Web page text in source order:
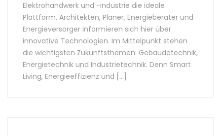
Elektrohandwerk und -industrie die ideale
Plattform. Architekten, Planer, Energieberater und
Energieversorger informieren sich hier über
innovative Technologien. Im Mittelpunkt stehen
die wichtigsten Zukunftsthemen: Gebäudetechnik,
Energietechnik und Industrietechnik. Denn Smart
Living, Energieeffizienz und […]